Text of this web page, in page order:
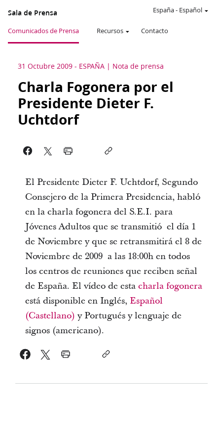
Sala de Prensa
Comunicados de Prensa Recursos Contacto
España- Español
31 Octubre 2009 - ESPAÑA Nota de prensa
Charla Fogonera por el
Presidente Dieter F.
Uchtdorf
El Presidente Dieter F. Uchtdorf, Segundo
Consejero de la Primera Presidencia, habló
en la charla fogonera del S.E.I. para
Jóvenes Adultos que se transmitió el día 1
de Noviembre y que se retransmitirá el 8 de
Noviembre de 2009 a las 18:00h en todos
los centros de reuniones que reciben señal
de España. El vídeo de esta charla fogonera
está disponible en Inglés, Español
(Castellano) y Portugués y lenguaje de
signos (americano).